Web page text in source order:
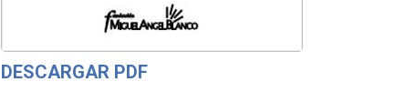
DESCARGAR PDF